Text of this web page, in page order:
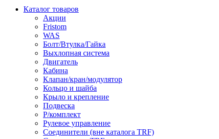
Каталог товаров
Акции
Fristom
WAS
Болт/Втулка/Гайка
Выхлопная система
Двигатель
Кабина
Клапан/кран/модулятор
Кольцо и шайба
Крыло и крепление
Подвеска
Р/комплект
Рулевое управление
Соединители (вне каталога TRF)